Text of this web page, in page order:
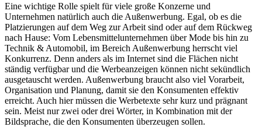
Eine wichtige Rolle spielt für viele große Konzerne und
Unternehmen natürlich auch die Außenwerbung. Egal, ob es die
Platzierungen auf dem Weg zur Arbeit sind oder auf dem Rückweg
nach Hause: Vom Lebensmittelunternehmen über Mode bis hin zu
Technik & Automobil, im Bereich Außenwerbung herrscht viel
Konkurrenz. Denn anders als im Internet sind die Flächen nicht
ständig verfügbar und die Werbeanzeigen können nicht sekündlich
ausgetauscht werden. Außenwerbung braucht also viel Vorarbeit,
Organisation und Planung, damit sie den Konsumenten effektiv
erreicht. Auch hier müssen die Werbetexte sehr kurz und prägnant
sein. Meist nur zwei oder drei Wörter, in Kombination mit der
Bildsprache, die den Konsumenten überzeugen sollen.